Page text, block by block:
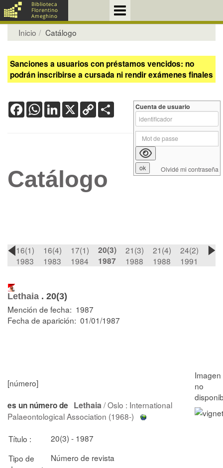
Inicio Catálogo
Sanciones a usuarios con préstamos vencidos: no
podrán inscribirse a cursada ni rendir exámenes finales
FacebookWhatsApp
LinkedIn
X Copy
Link
Catálogo
16(1)
1983
16(4)
1983
17(1)
1984
20(3)
1987
21(3)
1988
21(4)
1988
24(2)
1991
Lethaia . 20(3)
Mención de fecha: 1987
Fecha de aparición: 01/01/1987
[número]
es un número de Lethaia / Oslo : International
Palaeontological Association (1968-)
Título :
20(3) - 1987
Tipo de
Número de revista
Cuenta de usuario
Olvidé mi contraseña